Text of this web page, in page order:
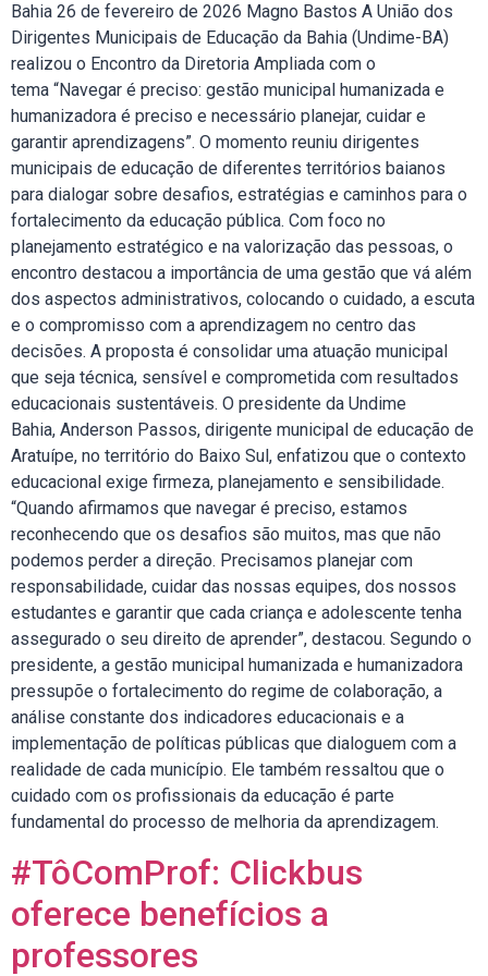
Bahia 26 de fevereiro de 2026 Magno Bastos A União dos
Dirigentes Municipais de Educação da Bahia (Undime-BA)
realizou o Encontro da Diretoria Ampliada com o
tema “Navegar é preciso: gestão municipal humanizada e
humanizadora é preciso e necessário planejar, cuidar e
garantir aprendizagens”. O momento reuniu dirigentes
municipais de educação de diferentes territórios baianos
para dialogar sobre desafios, estratégias e caminhos para o
fortalecimento da educação pública. Com foco no
planejamento estratégico e na valorização das pessoas, o
encontro destacou a importância de uma gestão que vá além
dos aspectos administrativos, colocando o cuidado, a escuta
e o compromisso com a aprendizagem no centro das
decisões. A proposta é consolidar uma atuação municipal
que seja técnica, sensível e comprometida com resultados
educacionais sustentáveis. O presidente da Undime
Bahia, Anderson Passos, dirigente municipal de educação de
Aratuípe, no território do Baixo Sul, enfatizou que o contexto
educacional exige firmeza, planejamento e sensibilidade.
“Quando afirmamos que navegar é preciso, estamos
reconhecendo que os desafios são muitos, mas que não
podemos perder a direção. Precisamos planejar com
responsabilidade, cuidar das nossas equipes, dos nossos
estudantes e garantir que cada criança e adolescente tenha
assegurado o seu direito de aprender”, destacou. Segundo o
presidente, a gestão municipal humanizada e humanizadora
pressupõe o fortalecimento do regime de colaboração, a
análise constante dos indicadores educacionais e a
implementação de políticas públicas que dialoguem com a
realidade de cada município. Ele também ressaltou que o
cuidado com os profissionais da educação é parte
fundamental do processo de melhoria da aprendizagem.
#TôComProf: Clickbus
oferece benefícios a
professores